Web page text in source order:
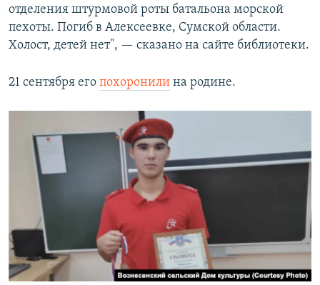
отделения штурмовой роты батальона морской
пехоты. Погиб в Алексеевке, Сумской области.
Холост, детей нет", — сказано на сайте библиотеки.
21 сентября его похоронили на родине.